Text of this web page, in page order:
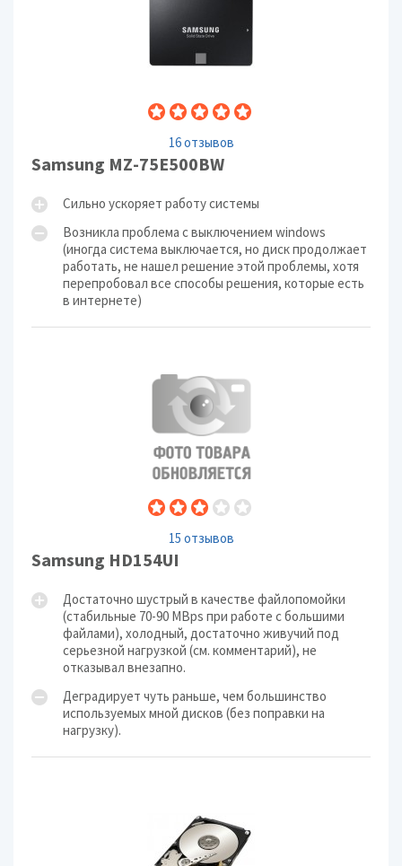
16 отзывов
Samsung MZ-75E500BW
Сильно ускоряет работу системы
Возникла проблема с выключением windows
(иногда система выключается, но диск продолжает
работать, не нашел решение этой проблемы, хотя
перепробовал все способы решения, которые есть
в интернете)
15 отзывов
Samsung HD154UI
Достаточно шустрый в качестве файлопомойки
(стабильные 70-90 MBps при работе с большими
файлами), холодный, достаточно живучий под
серьезной нагрузкой (см. комментарий), не
отказывал внезапно.
Деградирует чуть раньше, чем большинство
используемых мной дисков (без поправки на
нагрузку).